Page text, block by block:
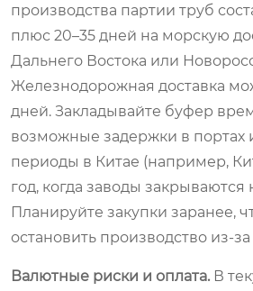
производства партии труб
плюс 20–35 дней на морскую
Дальнего Востока или
Железнодорожная доставка
дней. Закладывайте буфер
возможные задержки в портах
периоды в Китае (например,
год, когда заводы закрываются
Планируйте закупки заранее,
остановить производство из-
Валютные риски и оплата. В